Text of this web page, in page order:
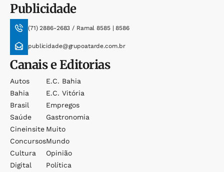
Publicidade
(71) 2886-2683 / Ramal 8585 | 8586
publicidade@grupoatarde.com.br
Canais e Editorias
Autos
Bahia
Brasil
Saúde
Cineinsite
Concursos
Cultura
Digital
E.c. Bahia
E.c. Vitória
Empregos
Gastronomia
Muito
Mundo
Opinião
Política